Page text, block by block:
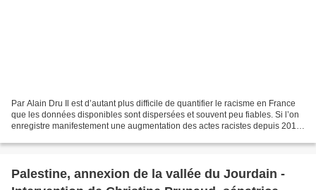
Par Alain Dru Il est d’autant plus difficile de quantifier le racisme en France
que les données disponibles sont dispersées et souvent peu fiables. Si l’on
enregistre manifestement une augmentation des actes racistes depuis 2018,
Palestine, annexion de la vallée du Jourdain -